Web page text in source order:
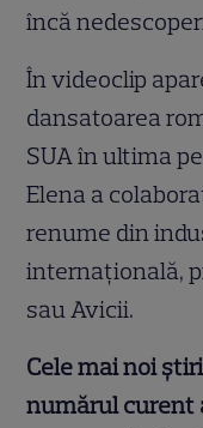
încă
În videoclip
dansatoarea
SUA în ultima
Elena a
renume din
internaţională,
sau Avicii.
Cele mai noi
numărul curent